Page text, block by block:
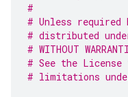
#
# Unless
# distributed
# WITHOUT
# See the
# limitations